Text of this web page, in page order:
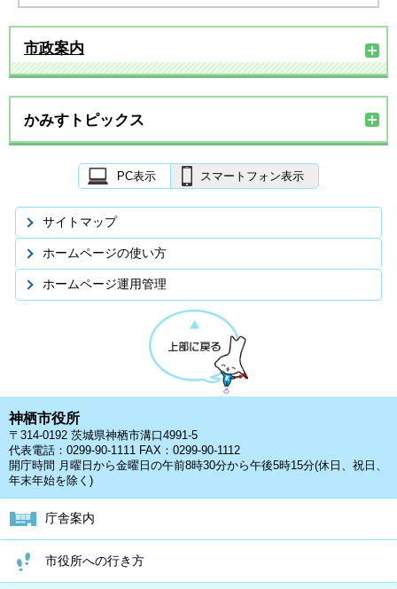
市政案内
かみすトピックス
PC表示 スマートフォン表示
サイトマップ
ホームページの使い方
ホームページ運用管理
神栖市役所
〒314-0192 茨城県神栖市溝口4991-5
代表電話：0299-90-1111 FAX：0299-90-1112
開庁時間 月曜日から金曜日の午前8時30分から午後5時15分(休日、祝日、
年末年始を除く)
庁舎案内
市役所への行き方